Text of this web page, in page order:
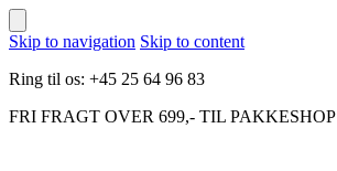
Skip to navigation Skip to content
Ring til os: +45 25 64 96 83
FRI FRAGT OVER 699,- TIL PAKKESHOP